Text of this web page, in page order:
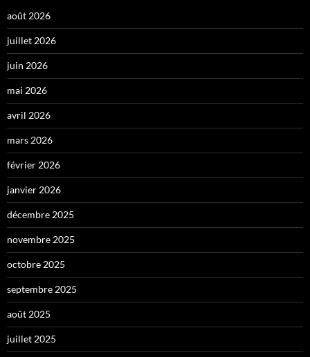
août 2026
juillet 2026
juin 2026
mai 2026
avril 2026
mars 2026
février 2026
janvier 2026
décembre 2025
novembre 2025
octobre 2025
septembre 2025
août 2025
juillet 2025